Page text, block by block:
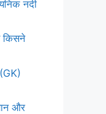
नदी
किसने
और